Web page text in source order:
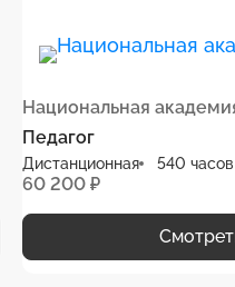
Национальная
Педагог
Дистанционная 540 часов
60 200 ₽